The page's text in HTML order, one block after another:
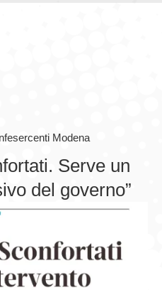
Modena
Serve un
del governo”